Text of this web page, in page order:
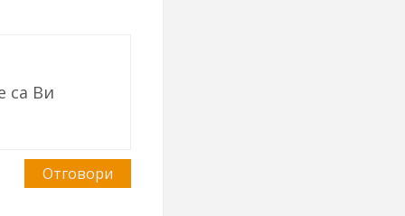
са Ви
Отговори